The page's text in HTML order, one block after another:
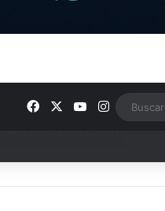
FacebookYouTube
Instagram